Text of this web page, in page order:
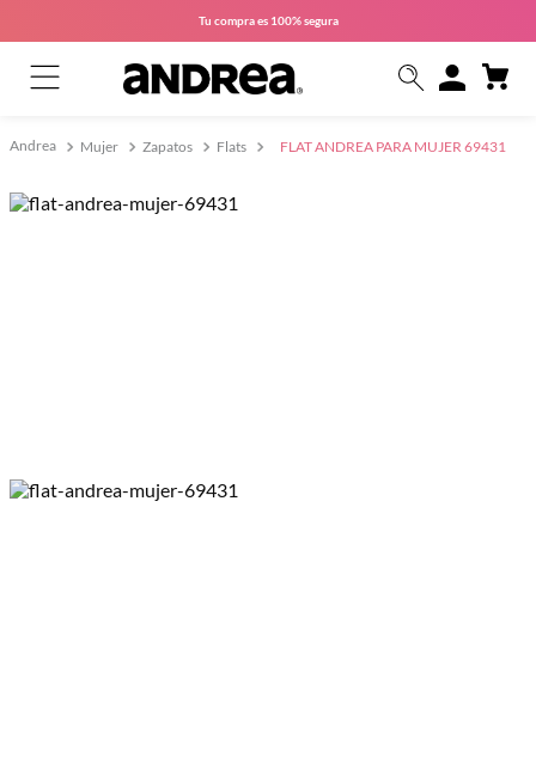
Tu compra es 100% segura
Mujer Zapatos Flats FLAT ANDREA PARA MUJER 69431